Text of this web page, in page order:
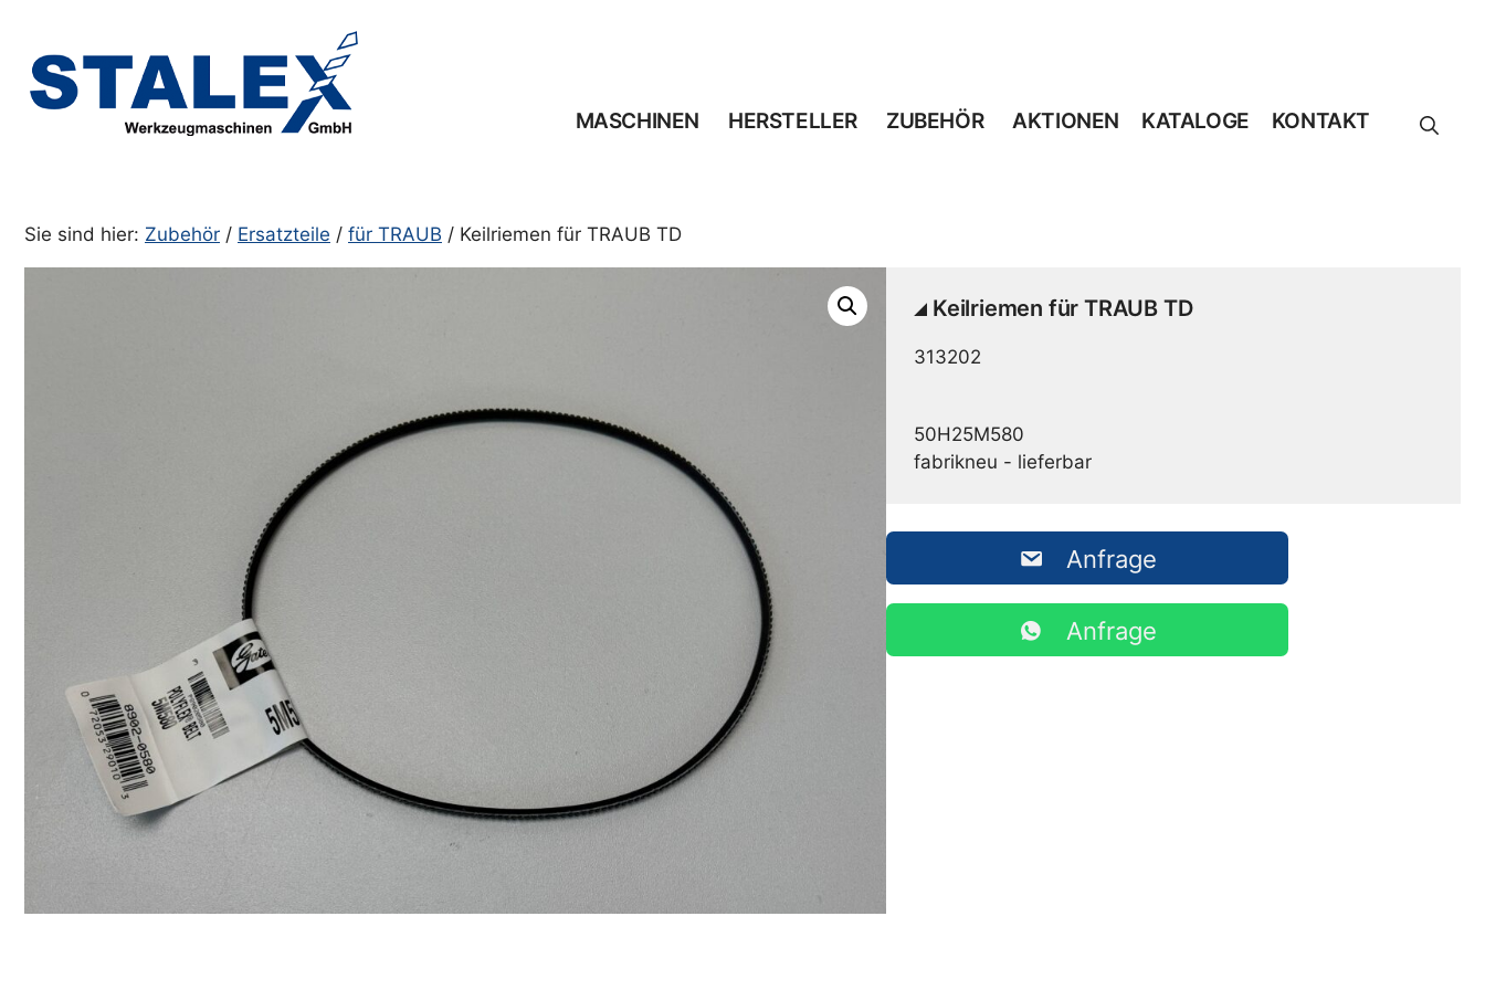
springen
MASCHINEN HERSTELLER ZUBEHÖR AKTIONEN KATALOGE KONTAKT
Sie sind hier: Zubehör / Ersatzteile / für TRAUB / Keilriemen für TRAUB TD
Keilriemen für TRAUB TD
313202
50H25M580
fabrikneu - lieferbar
Anfrage
Anfrage